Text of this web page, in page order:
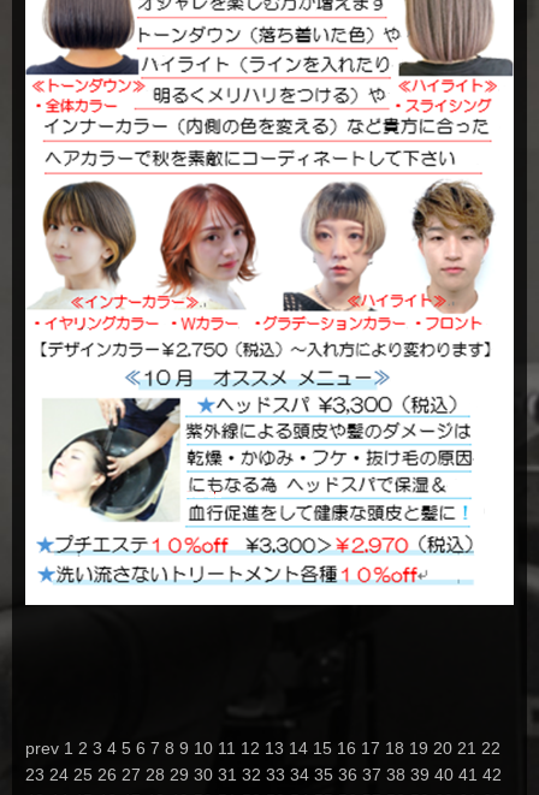
prev 1 2 3 4 5 6 7 8 9 10 11 12 13 14 15 16 17 18 19 20 21 22
23 24 25 26 27 28 29 30 31 32 33 34 35 36 37 38 39 40 41 42